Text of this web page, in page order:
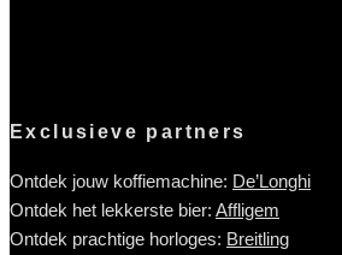
Exclusieve partners
Ontdek jouw koffiemachine: De’Longhi
Ontdek het lekkerste bier: Affligem
Ontdek prachtige horloges: Breitling